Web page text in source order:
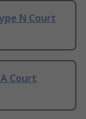
N Court
Court